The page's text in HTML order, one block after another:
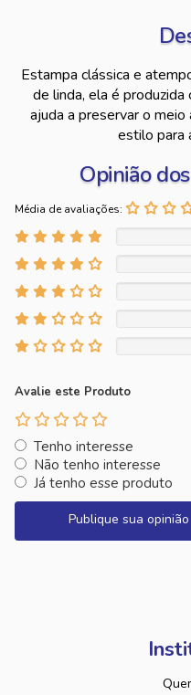
Estampa clássica e
de linda, ela é
ajuda a preservar o
estilo para
Opinião
Média de avaliações:
Avalie este Produto
Tenho interesse
Não tenho interesse
Já tenho esse produto
Publique sua opinião